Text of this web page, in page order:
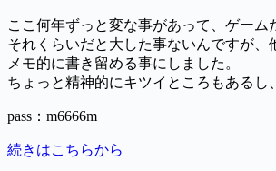
ここ何年ずっと変な事があって、ゲーム
それくらいだと大した事ないんですが
メモ的に書き留める事にしました。
ちょっと精神的にキツイところもあるし
pass：m6666m
続きはこちらから